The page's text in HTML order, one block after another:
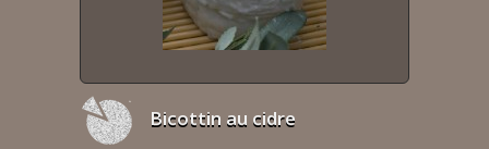
Bicottin au cidre